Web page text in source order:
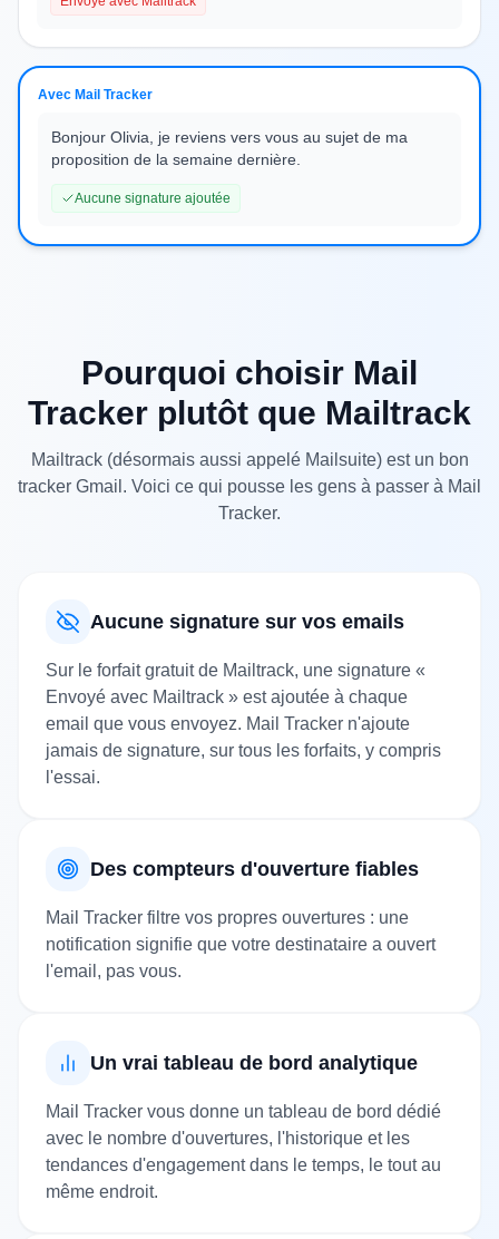
Avec Mail Tracker
Bonjour Olivia, je reviens vers vous au sujet de ma
proposition de la semaine dernière.
Aucune signature ajoutée
Pourquoi choisir Mail
Tracker plutôt que Mailtrack
Mailtrack (désormais aussi appelé Mailsuite) est un bon
tracker Gmail. Voici ce qui pousse les gens à passer à Mail
Tracker.
Aucune signature sur vos emails
Sur le forfait gratuit de Mailtrack, une signature «
Envoyé avec Mailtrack » est ajoutée à chaque
email que vous envoyez. Mail Tracker n'ajoute
jamais de signature, sur tous les forfaits, y compris
l'essai.
Des compteurs d'ouverture fiables
Mail Tracker filtre vos propres ouvertures : une
notification signifie que votre destinataire a ouvert
l'email, pas vous.
Un vrai tableau de bord analytique
Mail Tracker vous donne un tableau de bord dédié
avec le nombre d'ouvertures, l'historique et les
tendances d'engagement dans le temps, le tout au
même endroit.